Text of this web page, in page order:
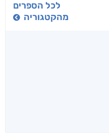
תרדמת
א. פ.